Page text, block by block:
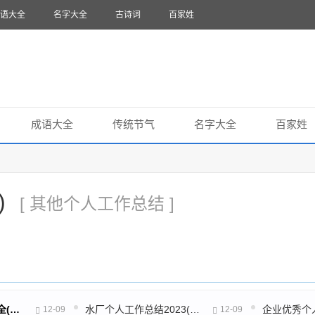
大全 名字大全 古诗词 百家姓
成语大全 传统节气 名字大全 百家姓
[ 其他个人工作总结 ]
个人总结报告范文大全(汇总3篇) 12-09 12-09